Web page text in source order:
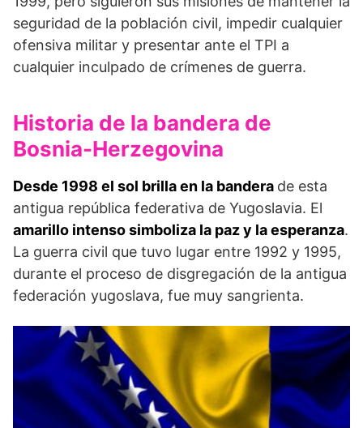
seguridad de la población civil, impedir cualquier
ofensiva militar y presentar ante el TPI a
cualquier inculpado de crímenes de guerra.
Historia de la bandera de
Bosnia-Herzegovina
Desde 1998 el sol brilla en la bandera de esta
antigua república federativa de Yugoslavia. El
amarillo intenso simboliza la paz y la esperanza.
La guerra civil que tuvo lugar entre 1992 y 1995,
durante el proceso de disgregación de la antigua
federación yugoslava, fue muy sangrienta.